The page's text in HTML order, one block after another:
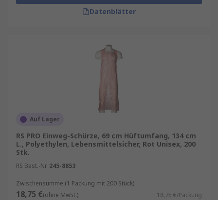
Datenblätter
Auf Lager
RS PRO Einweg-Schürze, 69 cm Hüftumfang, 134 cm
L., Polyethylen, Lebensmittelsicher, Rot Unisex, 200
Stk.
RS Best.-Nr. 245-8853
Zwischensumme (1 Packung mit 200 Stück)
18,75 €(ohne MwSt.) 18,75 €/Packung